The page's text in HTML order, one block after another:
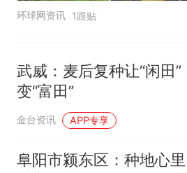
环球网资讯 1跟贴
武威：麦后复种让“闲田”
变“富田”
金台资讯 APP专享
阜阳市颍东区：种地心里